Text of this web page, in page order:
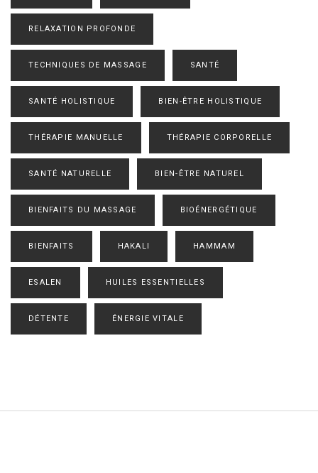
RELAXATION PROFONDE
TECHNIQUES DE MASSAGE SANTÉ
SANTÉ HOLISTIQUE BIEN-ÊTRE HOLISTIQUE
THÉRAPIE MANUELLE THÉRAPIE CORPORELLE
SANTÉ NATURELLE BIEN-ÊTRE NATUREL
BIENFAITS DU MASSAGE BIOÉNERGÉTIQUE
BIENFAITS HAKALI HAMMAM
ESALEN HUILES ESSENTIELLES
DÉTENTE ÉNERGIE VITALE